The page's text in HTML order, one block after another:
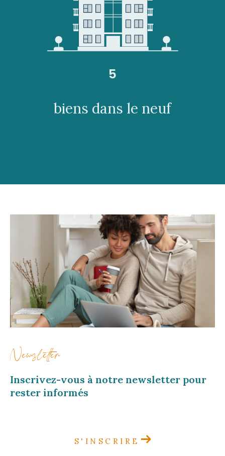
5
biens dans le neuf
Newsletter
Inscrivez-vous à notre newsletter pour
rester informés
S'INSCRIRE